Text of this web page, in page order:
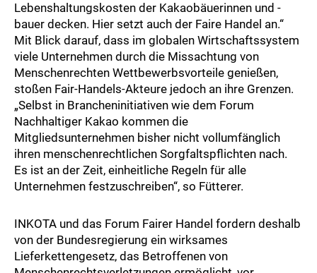
Lebenshaltungskosten der Kakaobäuerinnen und -
bauer decken. Hier setzt auch der Faire Handel an.“
Mit Blick darauf, dass im globalen Wirtschaftssystem
viele Unternehmen durch die Missachtung von
Menschenrechten Wettbewerbsvorteile genießen,
stoßen Fair-Handels-Akteure jedoch an ihre Grenzen.
„Selbst in Brancheninitiativen wie dem Forum
Nachhaltiger Kakao kommen die
Mitgliedsunternehmen bisher nicht vollumfänglich
ihren menschenrechtlichen Sorgfaltspflichten nach.
Es ist an der Zeit, einheitliche Regeln für alle
Unternehmen festzuschreiben“, so Fütterer.
INKOTA und das Forum Fairer Handel fordern deshalb
von der Bundesregierung ein wirksames
Lieferkettengesetz, das Betroffenen von